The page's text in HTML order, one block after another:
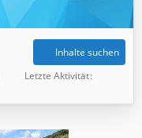
Inhalte suchen
Letzte Aktivität